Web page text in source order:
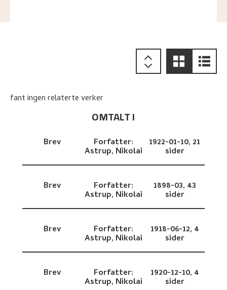
fant ingen relaterte verker
OMTALT I
Brev Forfatter:
Astrup, Nikolai
1922-01-10, 21
sider
Brev Forfatter:
Astrup, Nikolai
1898-03, 43
sider
Brev Forfatter:
Astrup, Nikolai
1918-06-12, 4
sider
Brev Forfatter:
Astrup, Nikolai
1920-12-10, 4
sider